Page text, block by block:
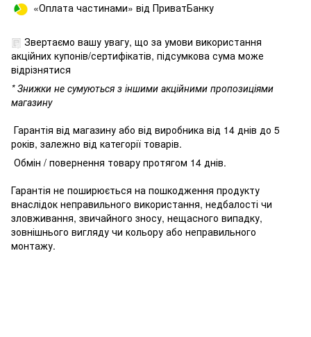
«Оплата частинами» від ПриватБанку
Звертаємо вашу увагу, що за умови використання
акційних купонів/сертифікатів, підсумкова сума може
відрізнятися
* Знижки не сумуються з іншими акційними пропозиціями
магазину
Гарантія від магазину або від виробника від 14 днів до 5
років, залежно від категорії товарів.
Обмін / повернення товару протягом 14 днів.
Гарантія не поширюється на пошкодження продукту
внаслідок неправильного використання, недбалості чи
зловживання, звичайного зносу, нещасного випадку,
зовнішнього вигляду чи кольору або неправильного
монтажу.